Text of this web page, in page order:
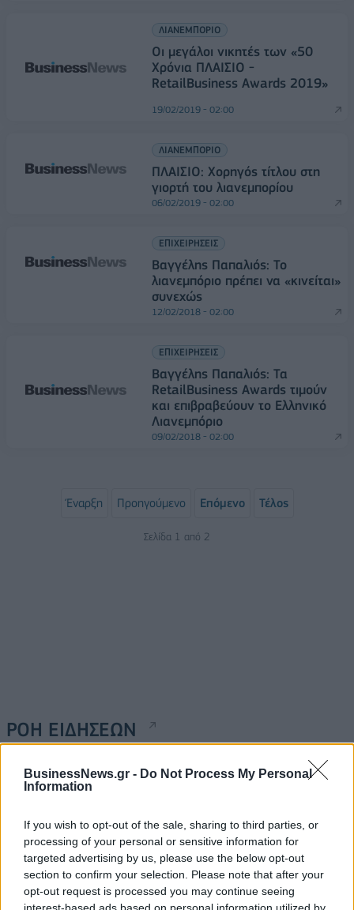
BusinessNews.gr - Do Not Process My Personal
Information
If you wish to opt-out of the sale, sharing to third parties, or
processing of your personal or sensitive information for
targeted advertising by us, please use the below opt-out
section to confirm your selection. Please note that after your
opt-out request is processed you may continue seeing
interest-based ads based on personal information utilized by
ΛΙΑΝΕΜΠΟΡΙΟ
Οι μεγάλοι νικητές των «50
Χρόνια ΠΛΑΙΣΙΟ -
RetailBusiness Awards 2019»
19/02/2019 - 02:00
ΛΙΑΝΕΜΠΟΡΙΟ
ΠΛΑΙΣΙΟ: Χορηγός τίτλου στη
γιορτή του λιανεμπορίου
06/02/2019 - 02:00
ΕΠΙΧΕΙΡΗΣΕΙΣ
Βαγγέλης Παπαλιός: Το
λιανεμπόριο πρέπει να «κινείται»
συνεχώς
12/02/2018 - 02:00
ΕΠΙΧΕΙΡΗΣΕΙΣ
Βαγγέλης Παπαλιός: Τα
RetailBusiness Awards τιμούν
και επιβραβεύουν το Ελληνικό
Λιανεμπόριο
09/02/2018 - 02:00
Έναρξη Προηγούμενο Επόμενο Τέλος
Σελίδα 1 από 2
ΡΟΗ ΕΙΔΗΣΕΩΝ
Κ. Χατζηδάκης: Στον κάλαθο των αχρήστων οι
06/08/2026 - 14:23
Aegean: Νέο ιστορικό ρεκόρ με πάνω από 2 εκατ.
επιβάτες τον Ιούλιο
06/08/2026 - 14:00 ΤΟΥΡΙΣΜΟΣ